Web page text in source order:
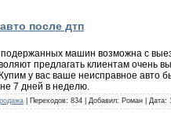
после дтп
подержанных машин возможна с
предлагать клиентам очень
у вас ваше неисправное авто
7 дней в неделю.
| Переходов: 834 | Добавил: Роман | Дата: